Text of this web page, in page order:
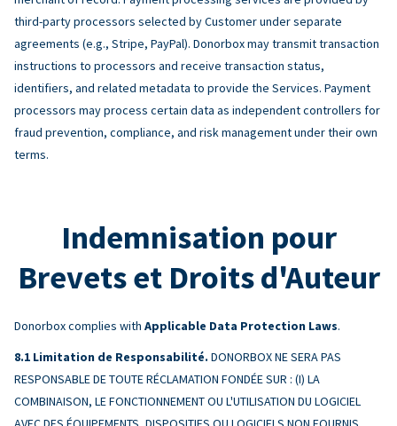
third-party processors selected by Customer under separate
agreements (e.g., Stripe, PayPal). Donorbox may transmit transaction
instructions to processors and receive transaction status,
identifiers, and related metadata to provide the Services. Payment
processors may process certain data as independent controllers for
fraud prevention, compliance, and risk management under their own
terms.
Indemnisation pour
Brevets et Droits d'Auteur
Donorbox complies with Applicable Data Protection Laws.
Limitation de Responsabilité. DONORBOX NE SERA PAS
RESPONSABLE DE TOUTE RÉCLAMATION FONDÉE SUR : (I) LA
COMBINAISON, LE FONCTIONNEMENT OU L'UTILISATION DU LOGICIEL